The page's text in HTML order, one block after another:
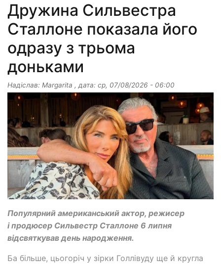
Дружина Сильвестра
Сталлоне показала його
одразу з трьома
доньками
Надіслав: Margarita , дата: ср, 07/08/2026 - 06:00
Популярний американський актор, режисер
і продюсер Сильвестр Сталлоне 6 липня
відсвяткував день народження.
Ба більше, цьогоріч у зірки Голлівуду ще й кругла